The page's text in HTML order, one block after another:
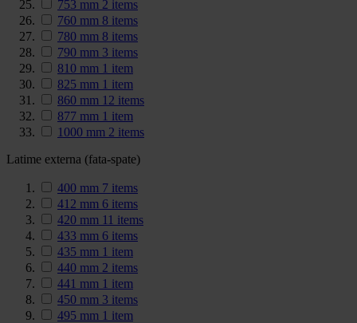
753 mm 2 items
760 mm 8 items
780 mm 8 items
790 mm 3 items
810 mm 1 item
825 mm 1 item
860 mm 12 items
877 mm 1 item
1000 mm 2 items
Latime externa (fata-spate)
400 mm 7 items
412 mm 6 items
420 mm 11 items
433 mm 6 items
435 mm 1 item
440 mm 2 items
441 mm 1 item
450 mm 3 items
495 mm 1 item